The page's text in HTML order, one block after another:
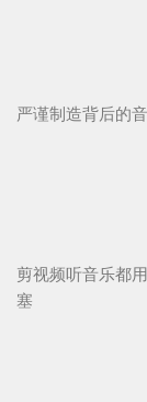
严谨制造背后的
剪视频听音乐都
塞